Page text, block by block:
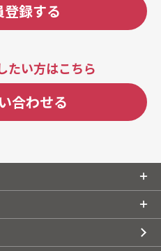
録する
たい方はこちら
合わせる